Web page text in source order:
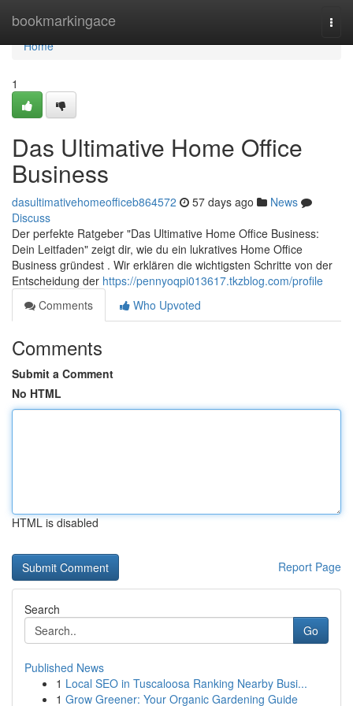
bookmarkingace
Home
Home
1
Das Ultimative Home Office
Business
dasultimativehomeofficeb864572 57 days ago
News
Discuss
Der perfekte Ratgeber "Das Ultimative Home Office Business:
Dein Leitfaden" zeigt dir, wie du ein lukratives Home Office
Business gründest . Wir erklären die wichtigsten Schritte von der
Entscheidung der https://pennyoqpi013617.tkzblog.com/profile
Comments
Who Upvoted
Comments
Submit a Comment
No HTML
HTML is disabled
Report Page
Search
Go
Published News
1 Local SEO in Tuscaloosa Ranking Nearby Busi...
1 Grow Greener: Your Organic Gardening Guide